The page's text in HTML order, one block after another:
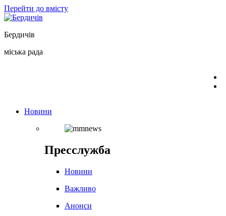
Перейти до вмісту
Бердичів
міська рада
Новини
Пресслужба
Новини
Важливо
Анонси